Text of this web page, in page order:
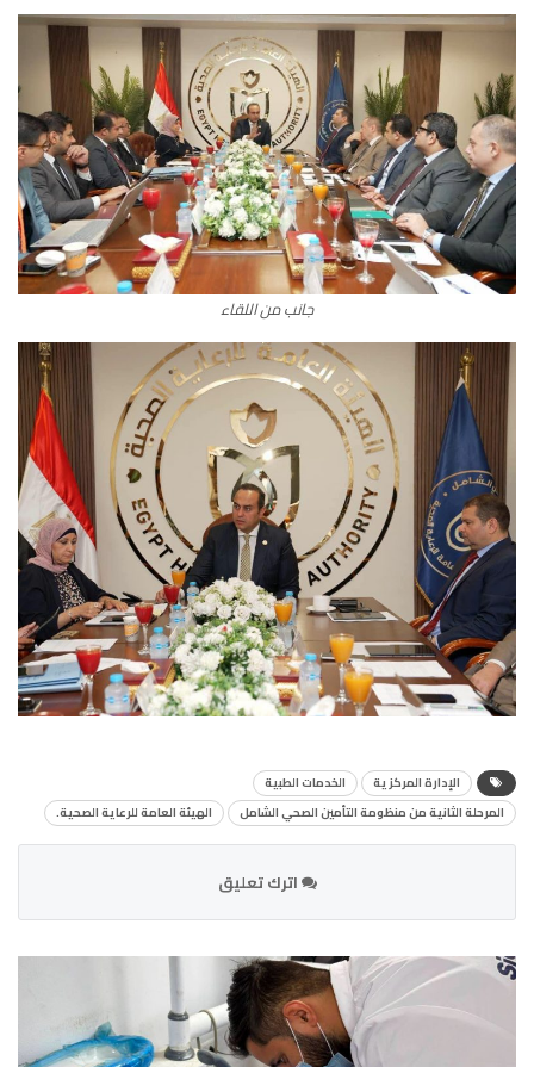
جانب من اللقاء
الإدارة المركزية
الخدمات الطبية
المرحلة الثانية من منظومة التأمين الصحي الشامل
الهيئة العامة للرعاية الصحية.
اترك تعليق